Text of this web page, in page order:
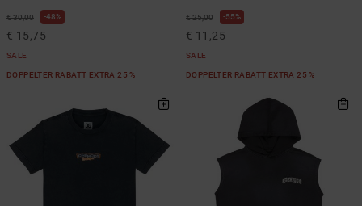
€ 30,00 48%
€ 15,75
SALE
DOPPELTER RABATT EXTRA 25 %
€ 25,00 55%
€ 11,25
SALE
DOPPELTER RABATT EXTRA 25 %